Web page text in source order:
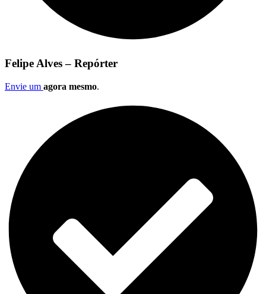
Felipe Alves – Repórter
Envie um agora mesmo.